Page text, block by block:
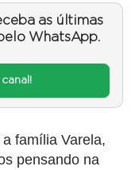
as últimas
WhatsApp.
família Varela,
pensando na